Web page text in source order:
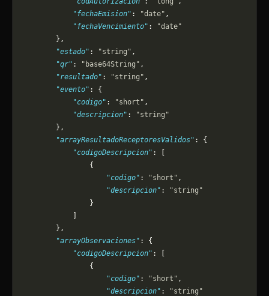
            "fechaEmision"
: "date" ,
            "fechaVencimiento"
:
"date"
        },
        "estado"
: "string" ,
        "qr"
: "base64String" ,
        "resultado"
: "string" ,
        "evento"
: {
            "codigo"
: "short" ,
            "descripcion"
:
"string"
        },
        "arrayResultadoReceptoresValidos"
: {
            "codigoDescripcion"
: [
                {
                    "codigo"
: "short" ,
                    "descripcion"
:
"string"
                }
        },
        "arrayObservaciones"
: {
            "codigoDescripcion"
: [
                {
                    "codigo"
: "short" ,
                    "descripcion"
:
"string"